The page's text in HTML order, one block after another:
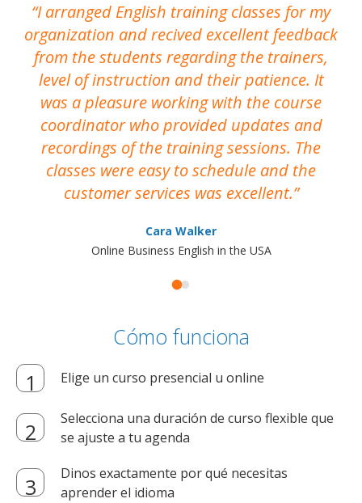
I arranged English training classes for my
organization and recived excellent feedback
from the students regarding the trainers,
level of instruction and their patience. It
was a pleasure working with the course
coordinator who provided updates and
recordings of the training sessions. The
classes were easy to schedule and the
customer services was excellent.
Cara Walker
Online Business English in the USA
Cómo funciona
Elige un curso presencial u online
Selecciona una duración de curso flexible que
se ajuste a tu agenda
Dinos exactamente por qué necesitas
aprender el idioma